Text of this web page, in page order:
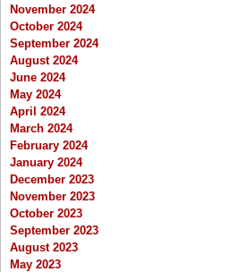
November 2024
October 2024
September 2024
August 2024
June 2024
May 2024
April 2024
March 2024
February 2024
January 2024
December 2023
November 2023
October 2023
September 2023
August 2023
May 2023